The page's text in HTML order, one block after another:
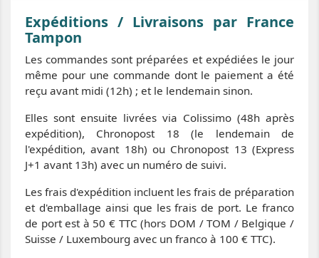
Expéditions / Livraisons par France
Tampon
Les commandes sont préparées et expédiées le jour
même pour une commande dont le paiement a été
reçu avant midi (12h) ; et le lendemain sinon.
Elles sont ensuite livrées via Colissimo (48h après
expédition), Chronopost 18 (le lendemain de
l'expédition, avant 18h) ou Chronopost 13 (Express
J+1 avant 13h) avec un numéro de suivi.
Les frais d'expédition incluent les frais de préparation
et d'emballage ainsi que les frais de port. Le franco
de port est à 50 € TTC (hors DOM / TOM / Belgique /
Suisse / Luxembourg avec un franco à 100 € TTC).